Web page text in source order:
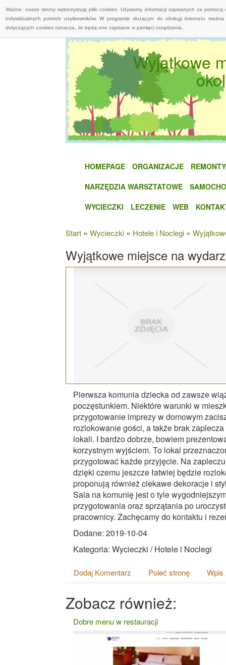
Ważne: nasze strony wykorzystują pliki cookies. Używamy informacji zapisanych za
indywidualnych potrzeb użytkowników. W programie służącym do obsługi internetu
dotyczących cookies oznacza, że będą one zapisane w pamięci urządzenia.
Wyjątkowe
HOMEPAGE ORGANIZACJE
REMONTY
NARZĘDZIA WARSZTATOWE
WYCIECZKI
LECZENIE WEB
Start » Wycieczki » Hotele i Noclegi »
Wyjątkowe miejsce na
Pierwsza komunia dziecka od zawsze
poczęstunkiem. Niektóre warunki w
przygotowanie imprezy w domowym
rozlokowanie gości, a także brak
lokali. I bardzo dobrze, bowiem
korzystnym wyjściem. To lokal
przygotować każde przyjęcie. Na
dzięki czemu jeszcze łatwiej będzie
proponują również ciekawe dekoracje i
Sala na komunię jest o tyle
przygotowania oraz sprzątania po
pracownicy. Zachęcamy do kontaktu i
Dodane: 2019-10-04
Kategoria: Wycieczki / Hotele i Noclegi
Dodaj Komentarz Poleć stronę Wpis
Zobacz również:
Dobre menu w restauracji